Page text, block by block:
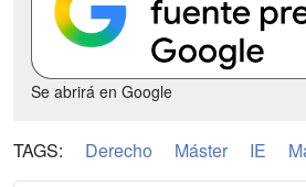
Se abrirá en Google
TAGS: Derecho Máster IE